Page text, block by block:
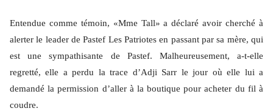
Entendue comme témoin, «Mme Tall» a déclaré avoir cherché à
alerter le leader de Pastef Les Patriotes en passant par sa mère, qui
est une sympathisante de Pastef. Malheureusement, a-t-elle
regretté, elle a perdu la trace d’Adji Sarr le jour où elle lui a
demandé la permission d’aller à la boutique pour acheter du fil à
coudre.